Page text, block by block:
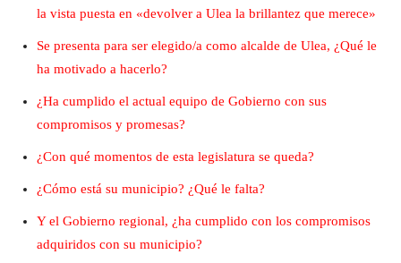
la vista puesta en «devolver a Ulea la brillantez que merece»
Se presenta para ser elegido/a como alcalde de Ulea, ¿Qué le
ha motivado a hacerlo?
¿Ha cumplido el actual equipo de Gobierno con sus
compromisos y promesas?
¿Con qué momentos de esta legislatura se queda?
¿Cómo está su municipio? ¿Qué le falta?
Y el Gobierno regional, ¿ha cumplido con los compromisos
adquiridos con su municipio?